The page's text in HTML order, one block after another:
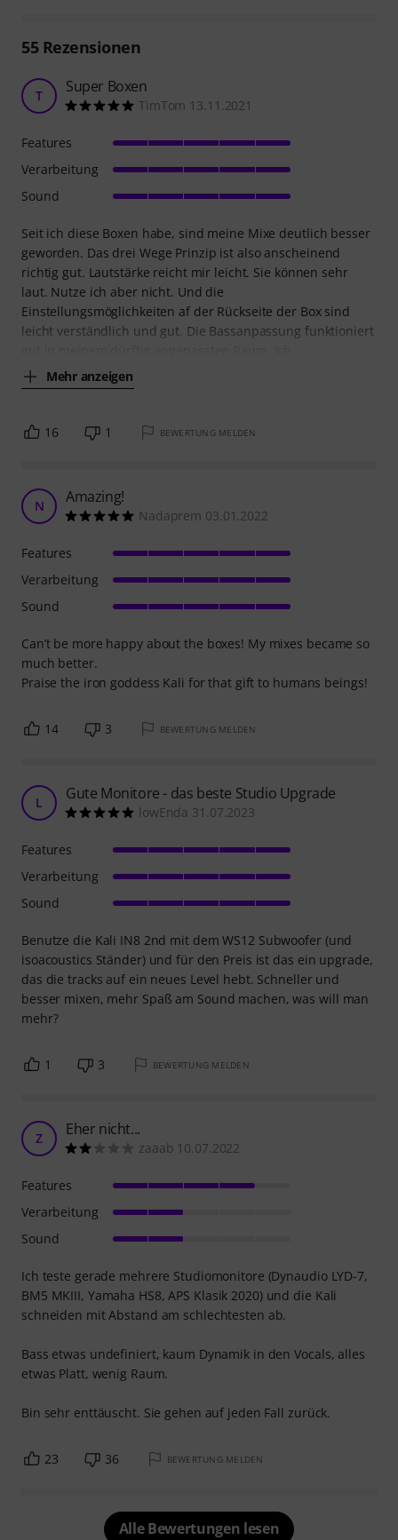
55Rezensionen
T Super Boxen
TimTom 13.11.2021
Seit ich diese Boxen habe, sind meine Mixe deutlich besser
geworden. Das drei Wege Prinzip ist also anscheinend
richtig gut. Lautstärke reicht mir leicht. Sie können sehr
laut. Nutze ich aber nicht. Und die
Einstellungsmöglichkeiten af der Rückseite der Box sind
leicht verständlich und gut. Die Bassanpassung funktioniert
Mehr anzeigen
Features
Verarbeitung
Sound
16 1 BEWERTUNG MELDEN
N Amazing!
Nadaprem 03.01.2022
Can’t be more happy about the boxes! My mixes became so
much better.
Praise the iron goddess Kali for that gift to humans beings!
Features
Verarbeitung
Sound
14 3 BEWERTUNG MELDEN
L Gute Monitore - das beste Studio Upgrade
lowEnda 31.07.2023
Benutze die Kali IN8 2nd mit dem WS12 Subwoofer (und
isoacoustics Ständer) und für den Preis ist das ein upgrade,
das die tracks auf ein neues Level hebt. Schneller und
besser mixen, mehr Spaß am Sound machen, was will man
mehr?
Features
Verarbeitung
Sound
1 3 BEWERTUNG MELDEN
Z Eher nicht...
zaaab 10.07.2022
Ich teste gerade mehrere Studiomonitore (Dynaudio LYD-7,
BM5 MKIII, Yamaha HS8, APS Klasik 2020) und die Kali
schneiden mit Abstand am schlechtesten ab.
Bass etwas undefiniert, kaum Dynamik in den Vocals, alles
etwas Platt, wenig Raum.
Bin sehr enttäuscht. Sie gehen auf jeden Fall zurück.
Features
Verarbeitung
Sound
23 36 BEWERTUNG MELDEN
Alle Bewertungen lesen